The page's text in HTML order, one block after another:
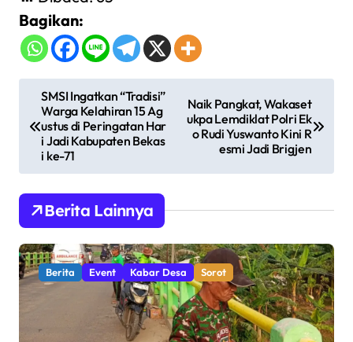
Bagikan:
i
g
a
s
i
p
SMSI Ingatkan “Tradisi”
Warga Kelahiran 15 Ag
ustus di Peringatan Har
i Jadi Kabupaten Bekas
i ke-71
Naik Pangkat, Wakaset
ukpa Lemdiklat Polri Ek
o Rudi Yuswanto Kini R
esmi Jadi Brigjen
Berita Lainnya
Berita Event Kabar Desa Sorot